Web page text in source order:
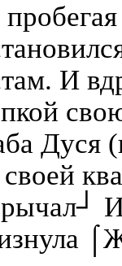
И
Дуся
своей